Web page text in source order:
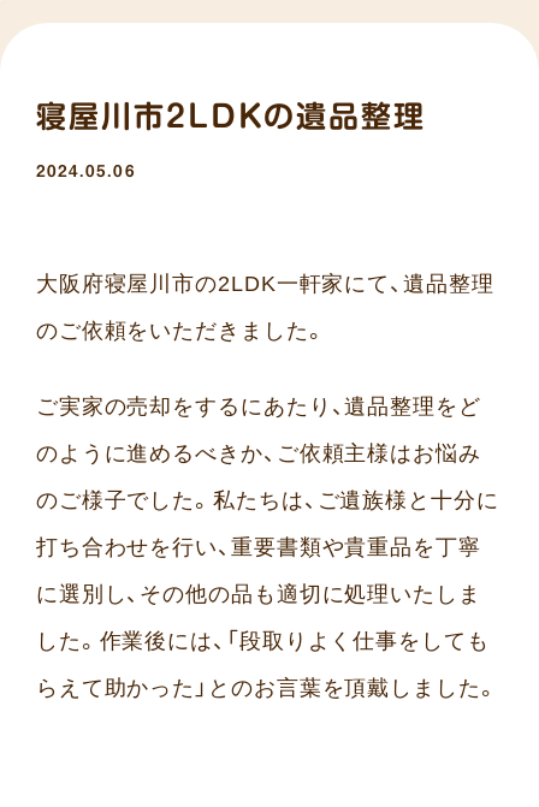
寝屋川市2LDKの遺品整理
2024.05.06
大阪府寝屋川市の2LDK一軒家にて、遺品整理
のご依頼をいただきました。
ご実家の売却をするにあたり、遺品整理をど
のように進めるべきか、ご依頼主様はお悩み
のご様子でした。私たちは、ご遺族様と十分に
打ち合わせを行い、重要書類や貴重品を丁寧
に選別し、その他の品も適切に処理いたしま
した。作業後には、「段取りよく仕事をしても
らえて助かった」とのお言葉を頂戴しました。